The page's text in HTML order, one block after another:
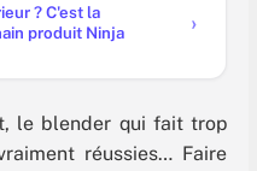
? C'est la
produit Ninja
le blender qui fait trop
réussies… Faire